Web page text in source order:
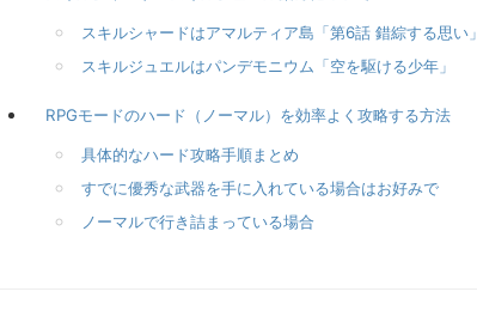
スキルシャードはアマルティア島「第6話 錯綜する思い」
スキルジュエルはパンデモニウム「空を駆ける少年」
RPGモードのハード（ノーマル）を効率よく攻略する方法
具体的なハード攻略手順まとめ
すでに優秀な武器を手に入れている場合はお好みで
ノーマルで行き詰まっている場合